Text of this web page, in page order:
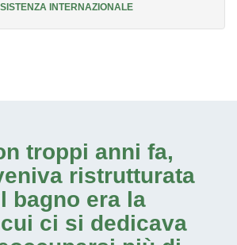
INTERNAZIONALE
troppi anni fa,
ristrutturata
bagno era la
ci si dedicava